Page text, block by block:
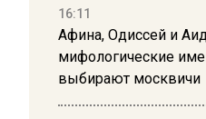
16:11
Афина, Одиссей и
мифологические
выбирают москвичи